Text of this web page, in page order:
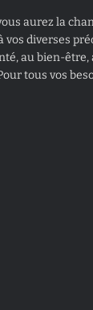
aurez la
vos diverses
au bien-
tous vos